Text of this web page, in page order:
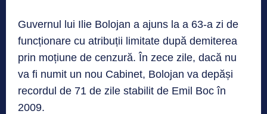
Guvernul lui Ilie Bolojan a ajuns la a 63-a zi de
funcționare cu atribuții limitate după demiterea
prin moțiune de cenzură. În zece zile, dacă nu
va fi numit un nou Cabinet, Bolojan va depăși
recordul de 71 de zile stabilit de Emil Boc în
2009.